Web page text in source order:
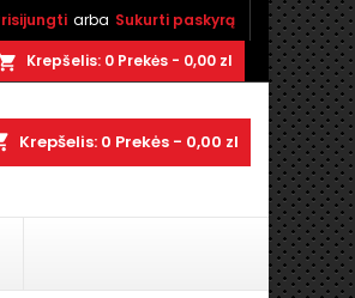
arba Sukurti paskyrą
Krepšelis: 0 Prekės - 0,00 zl
Krepšelis: 0 Prekės - 0,00 zl